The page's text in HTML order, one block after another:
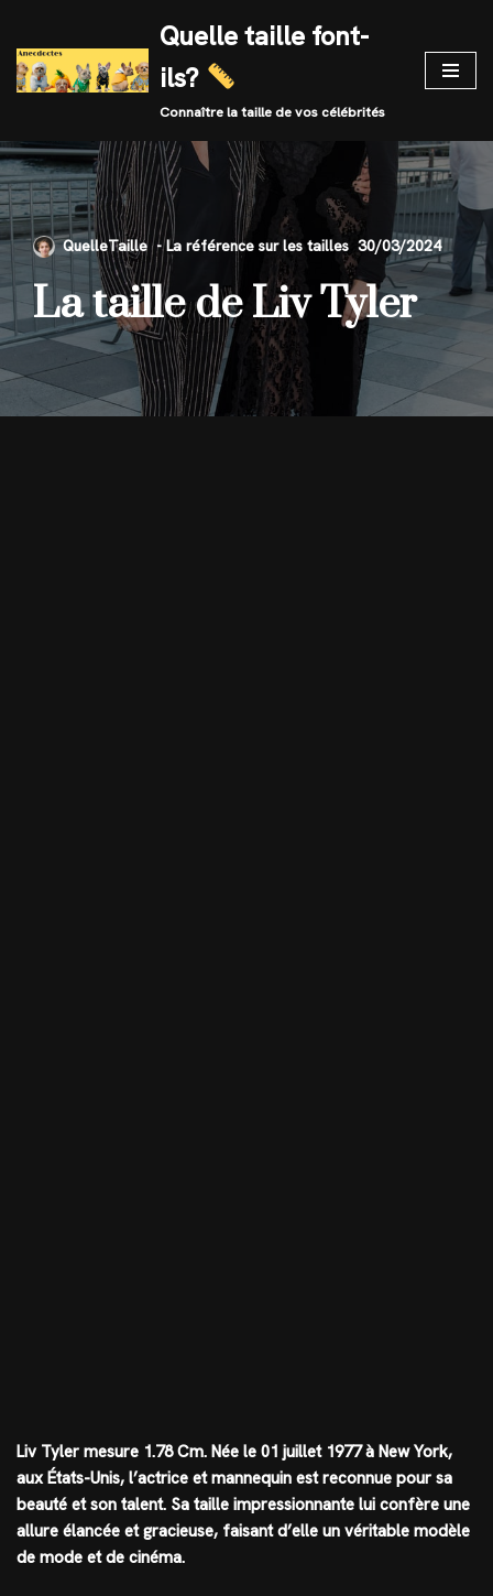
Skip
to
Quelle taille font-
ils?
Connaître la taille de vos célébrités
QuelleTaille 30/03/2024
La taille de Liv Tyler
Liv Tyler mesure 1.78 Cm. Née le 01 juillet 1977 à New York,
aux États-Unis, l’actrice et mannequin est reconnue pour sa
beauté et son talent. Sa taille impressionnante lui confère une
allure élancée et gracieuse, faisant d’elle un véritable modèle
de mode et de cinéma.